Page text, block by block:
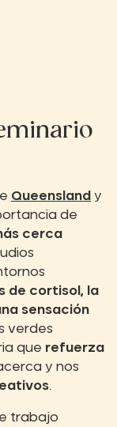
Queensland y
de
cerca
de cortisol, la
sensación
verdes
que refuerza
y nos
.
trabajo